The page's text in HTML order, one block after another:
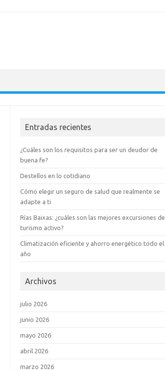
Entradas recientes
¿Cuáles son los requisitos para ser un deudor de
buena fe?
Destellos en lo cotidiano
Cómo elegir un seguro de salud que realmente se
adapte a ti
Rías Baixas: ¿cuáles son las mejores excursiones de
turismo activo?
Climatización eficiente y ahorro energético todo el
año
Archivos
julio 2026
junio 2026
mayo 2026
abril 2026
marzo 2026